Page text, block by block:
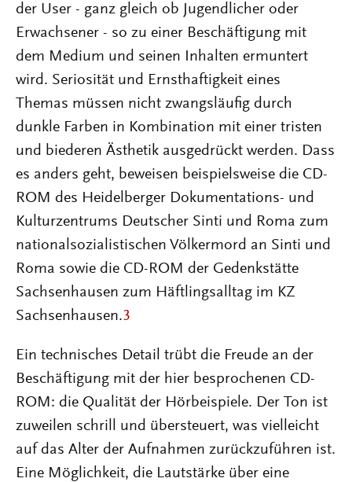
der User - ganz gleich ob Jugendlicher oder
Erwachsener - so zu einer Beschäftigung mit
dem Medium und seinen Inhalten ermuntert
wird. Seriosität und Ernsthaftigkeit eines
Themas müssen nicht zwangsläufig durch
dunkle Farben in Kombination mit einer tristen
und biederen Ästhetik ausgedrückt werden. Dass
es anders geht, beweisen beispielsweise die CD-
ROM des Heidelberger Dokumentations- und
Kulturzentrums Deutscher Sinti und Roma zum
nationalsozialistischen Völkermord an Sinti und
Roma sowie die CD-ROM der Gedenkstätte
Sachsenhausen zum Häftlingsalltag im KZ
Sachsenhausen.3
Ein technisches Detail trübt die Freude an der
Beschäftigung mit der hier besprochenen CD-
ROM: die Qualität der Hörbeispiele. Der Ton ist
zuweilen schrill und übersteuert, was vielleicht
auf das Alter der Aufnahmen zurückzuführen ist.
Eine Möglichkeit, die Lautstärke über eine